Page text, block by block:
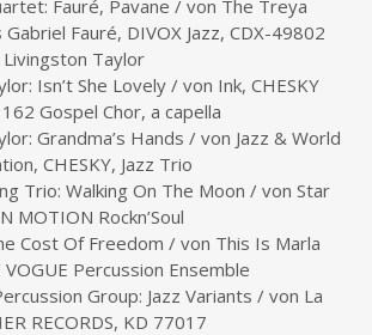
Fauré, Pavane / von The Treya
Fauré, DIVOX Jazz, CDX-49802
Taylor
Isn’t She Lovely / von Ink, CHESKY
162 Gospel Chor, a capella
Grandma’s Hands / von Jazz & World
CHESKY, Jazz Trio
Trio: Walking On The Moon / von Star
MOTION Rockn’Soul
Cost Of Freedom / von This Is Marla
VOGUE Percussion Ensemble
Group: Jazz Variants / von La
RECORDS, KD 77017